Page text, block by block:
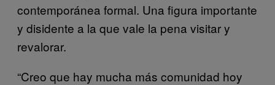
contemporánea formal. Una figura importante
y disidente a la que vale la pena visitar y
revalorar.
“Creo que hay mucha más comunidad hoy